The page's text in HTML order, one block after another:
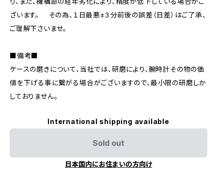
ざいます。 その為、１日最悪±３分前後の誤差（日差）はご了承、
ご理解下さいませ。
■備考■
ケースの磨きについて、当社では、研磨により、腕時計その物の価
値を下げる事に繋がる場合がございますので、最小限の研磨しか
しておりません。
International shipping available
Sold out
日本国内にお住まいの方向け